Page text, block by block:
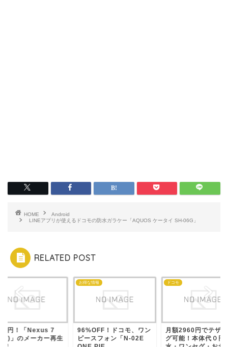
HOME
Android
LINEアプリが使えるドコモの防水ガラケー「AQUOS ケータイ SH-06G」
RELATED POST
円！「Nexus 7
」のメーカー再生
お得な情報
96%OFF！ドコモ、ワン
ピースフォン「N-02E
ドコモ
月額2960円でテザ
グ可能！本体代０円